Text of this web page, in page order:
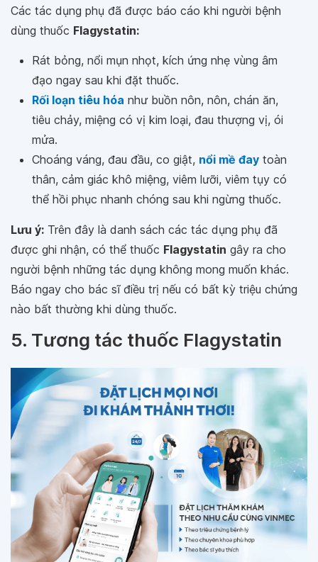
Các tác dụng phụ đã được báo cáo khi người bệnh
dùng thuốc Flagystatin:
Rát bỏng, nổi mụn nhọt, kích ứng nhẹ vùng âm
đạo ngay sau khi đặt thuốc.
Rối loạn tiêu hóa như buồn nôn, nôn, chán ăn,
tiêu chảy, miệng có vị kim loại, đau thượng vị, ói
mửa.
Choáng váng, đau đầu, co giật, nổi mề đay toàn
thân, cảm giác khô miệng, viêm lưỡi, viêm tụy có
thể hồi phục nhanh chóng sau khi ngừng thuốc.
Lưu ý: Trên đây là danh sách các tác dụng phụ đã
được ghi nhận, có thể thuốc Flagystatin gây ra cho
người bệnh những tác dụng không mong muốn khác.
Báo ngay cho bác sĩ điều trị nếu có bất kỳ triệu chứng
nào bất thường khi dùng thuốc.
5. Tương tác thuốc Flagystatin